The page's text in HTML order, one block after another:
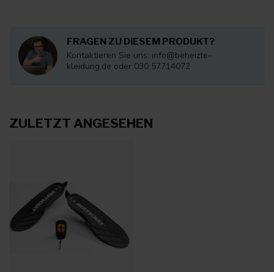
FRAGEN ZU DIESEM PRODUKT?
Kontaktieren Sie uns: info@beheizte-
kleidung.de oder 030 57714072
ZULETZT ANGESEHEN